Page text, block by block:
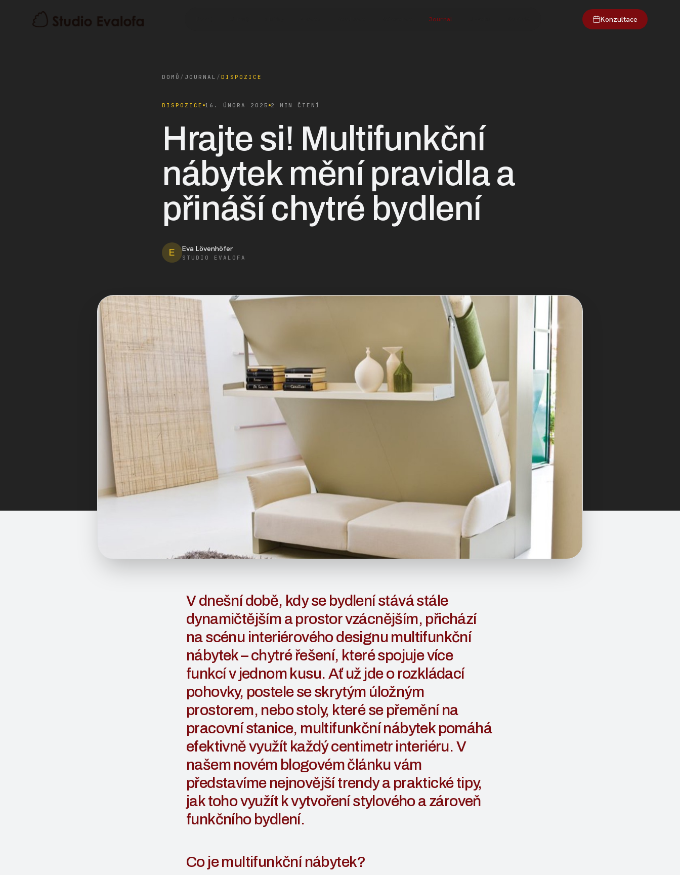
Journal Konzultace
DOMŮ / JOURNAL / DISPOZICE
DISPOZICE 16. ÚNORA 2025 2 MIN ČTENÍ
Hrajte si! Multifunkční
nábytek mění pravidla a
přináší chytré bydlení
E Eva Lövenhöfer
STUDIO EVALOFA
V dnešní době, kdy se bydlení stává stále
dynamičtějším a prostor vzácnějším, přichází
na scénu interiérového designu multifunkční
nábytek – chytré řešení, které spojuje více
funkcí v jednom kusu. Ať už jde o rozkládací
pohovky, postele se skrytým úložným
prostorem, nebo stoly, které se přemění na
pracovní stanice, multifunkční nábytek pomáhá
efektivně využít každý centimetr interiéru. V
našem novém blogovém článku vám
představíme nejnovější trendy a praktické tipy,
jak toho využít k vytvoření stylového a zároveň
funkčního bydlení.
Co je multifunkční nábytek?